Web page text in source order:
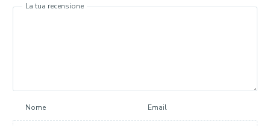
La tua recensione
Nome Email